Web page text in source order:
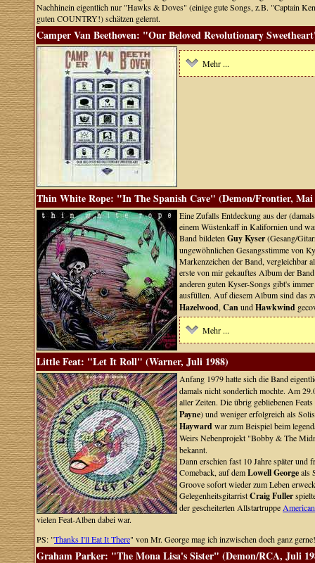
Nachhinein eigentlich nur "Hawks & Doves" (einige gute Songs, z.B. "Captain
guten COUNTRY!) schätzen gelernt.
Camper Van Beethoven: "Our Beloved Revolutionary
Mehr ...
Thin White Rope: "In The Spanish Cave" (Demon/Frontier, Mai
Eine Zufalls Entdeckung aus der
einem Wüstenkaff in Kalifornien und
Band bildeten Guy Kyser(Gesang/
ungewöhnlichen Gesangsstimme von
Markenzeichen der Band, vergleichbar
erste von mir gekauftes Album der
anderen guten Kyser-Songs gibt's
ausfüllen. Auf diesem Album sind das
Hazelwood, CanundHawkwind
Mehr ...
Little Feat: "Let It Roll" (Warner, Juli 1988)
Anfang 1979 hatte sich die Band
damals nicht sonderlich mochte. Am
aller Zeiten. Die übrig gebliebenen
Payne) und weniger erfolgreich als
Haywardwar zum Beispiel beim
Weirs Nebenprojekt "Bobby & The
bekannt.
Dann erschien fast 10 Jahre später und
Comeback, auf demLowell Georgeals
Groove sofort wieder zum Leben
GelegenheitsgitarristCraig Fuller
der gescheiterten Allstartruppe
vielen Feat-Alben dabei war.
PS: "Thanks I'll Eat It There" von Mr. George mag ich inzwischen doch ganz gerne!
Graham Parker: "The Mona Lisa's Sister" (Demon/RCA, Juli